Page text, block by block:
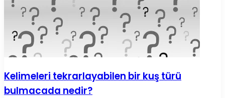
Kelimeleri tekrarlayabilen bir kuş türü
bulmacada nedir?